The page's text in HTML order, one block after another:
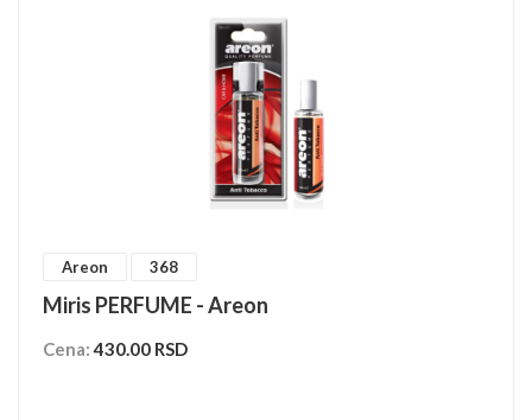
Areon 368
Miris PERFUME - Areon
Cena:430.00 RSD